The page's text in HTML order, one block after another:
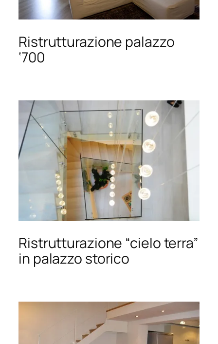
Ristrutturazione palazzo
‘700
Ristrutturazione “cielo terra”
in palazzo storico